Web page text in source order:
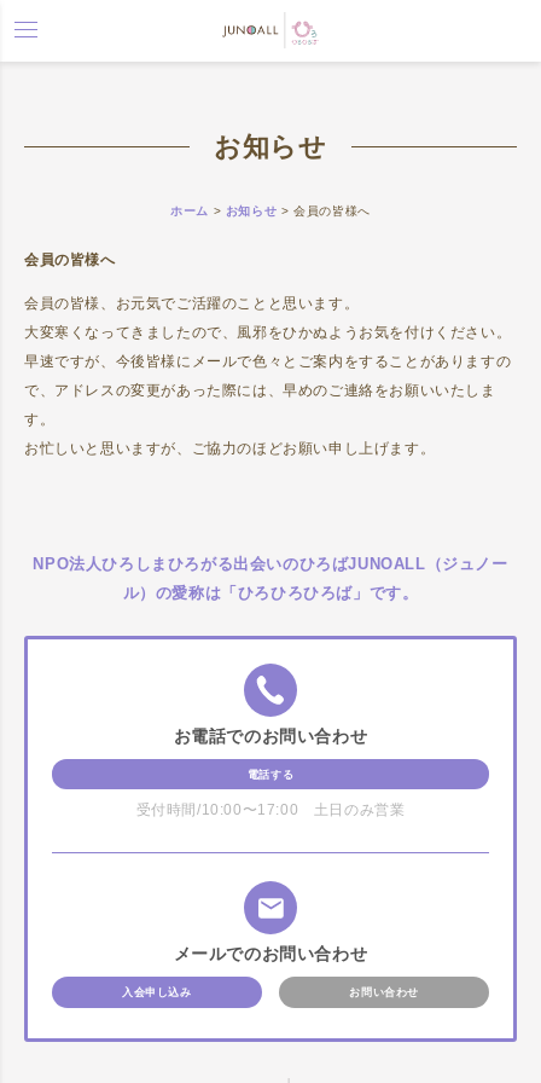
toggle
navigation
お知らせ
ホーム > お知らせ >会員の皆様へ
会員の皆様へ
会員の皆様、お元気でご活躍のことと思います。
大変寒くなってきましたので、風邪をひかぬようお気を付けください。
早速ですが、今後皆様にメールで色々とご案内をすることがありますの
で、アドレスの変更があった際には、早めのご連絡をお願いいたしま
す。
お忙しいと思いますが、ご協力のほどお願い申し上げます。
NPO法人ひろしまひろがる出会いのひろばJUNOALL（ジュノー
ル）の愛称は「ひろひろひろば」です。
お電話でのお問い合わせ
電話する
受付時間/10:00〜17:00 土日のみ営業
メールでのお問い合わせ
入会申し込み お問い合わせ